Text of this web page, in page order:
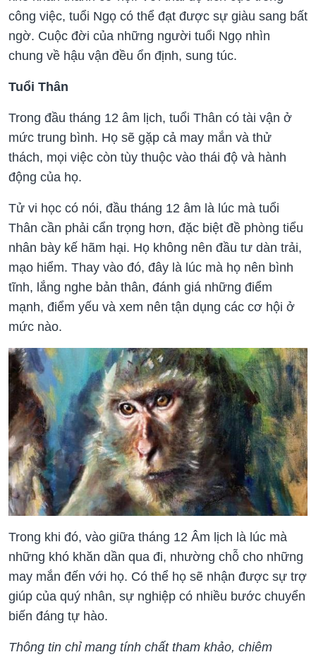
công việc, tuổi Ngọ có thể đạt được sự giàu sang bất
ngờ. Cuộc đời của những người tuổi Ngọ nhìn
chung về hậu vận đều ổn định, sung túc.
Tuổi Thân
Trong đầu tháng 12 âm lịch, tuổi Thân có tài vận ở
mức trung bình. Họ sẽ gặp cả may mắn và thử
thách, mọi việc còn tùy thuộc vào thái độ và hành
động của họ.
Tử vi học có nói, đầu tháng 12 âm là lúc mà tuổi
Thân cần phải cẩn trọng hơn, đặc biệt đề phòng tiểu
nhân bày kế hãm hại. Họ không nên đầu tư dàn trải,
mạo hiểm. Thay vào đó, đây là lúc mà họ nên bình
tĩnh, lắng nghe bản thân, đánh giá những điểm
mạnh, điểm yếu và xem nên tận dụng các cơ hội ở
mức nào.
Trong khi đó, vào giữa tháng 12 Âm lịch là lúc mà
những khó khăn dần qua đi, nhường chỗ cho những
may mắn đến với họ. Có thể họ sẽ nhận được sự trợ
giúp của quý nhân, sự nghiệp có nhiều bước chuyển
biến đáng tự hào.
Thông tin chỉ mang tính chất tham khảo, chiêm